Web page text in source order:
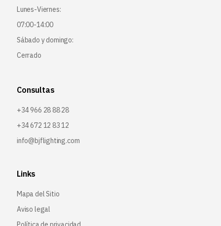
Lunes-Viernes:
07:00-14:00
Sábado y domingo:
Cerrado
Consultas
+34 966 28 88 28
+34 672 12 83 12
info@bjflighting.com
Links
Mapa del Sitio
Aviso legal